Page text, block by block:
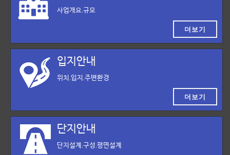
사업개요,규모
더보기
입지안내
위치,입지,주변환경
더보기
단지안내
단지설계,구성,평면설계